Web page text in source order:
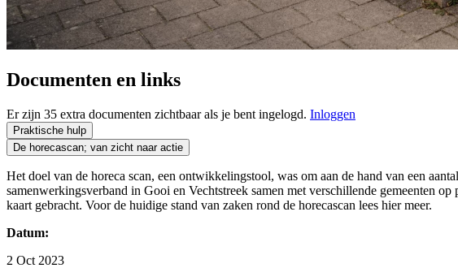
Documenten en links
Er zijn 35 extra documenten zichtbaar als je bent ingelogd. Inloggen
Praktische hulp
De horecascan; van zicht naar actie
Het doel van de horeca scan, een ontwikkelingstool, was om aan de hand van een
samenwerkingsverband in Gooi en Vechtstreek samen met verschillende gemeenten
kaart gebracht. Voor de huidige stand van zaken rond de horecascan lees hier meer.
Datum:
2 Oct 2023